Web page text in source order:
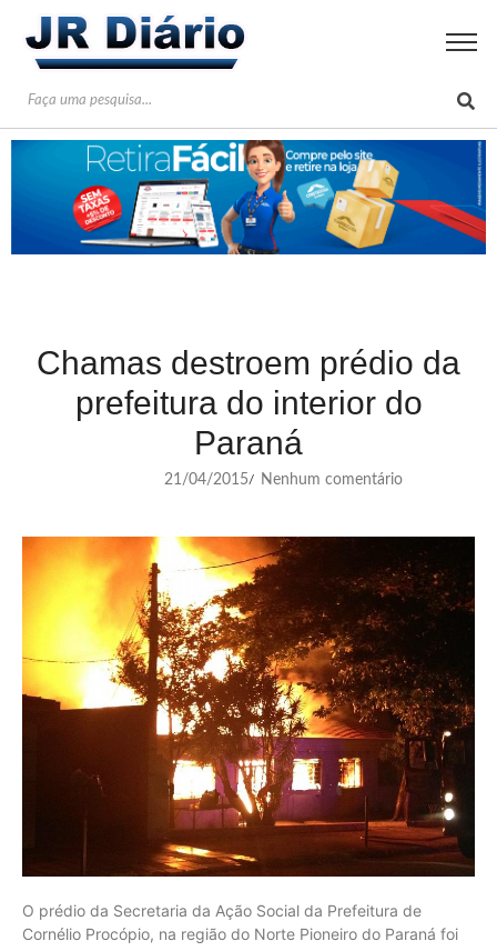
Chamas destroem prédio da
prefeitura do interior do
Paraná
21/04/2015/ Nenhum comentário
O prédio da Secretaria da Ação Social da Prefeitura de
Cornélio Procópio, na região do Norte Pioneiro do Paraná foi